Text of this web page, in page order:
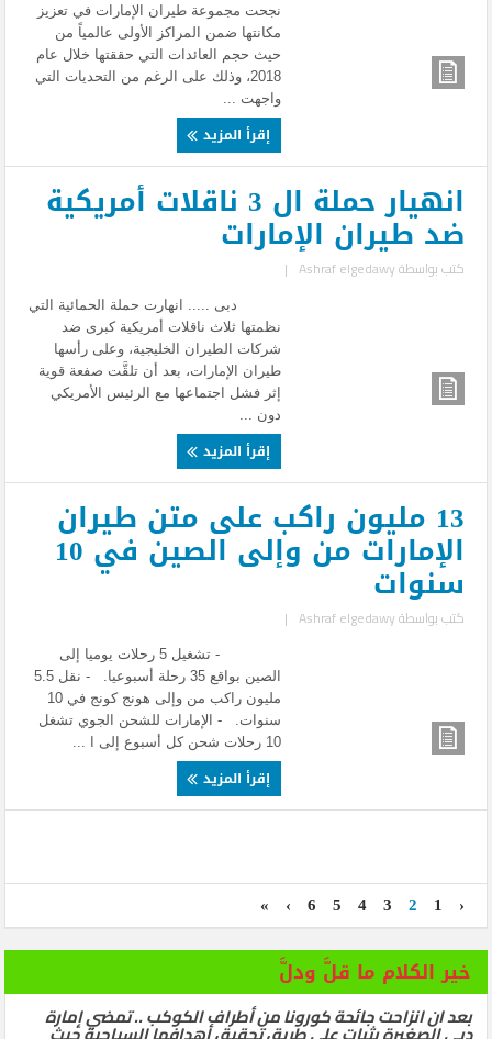
نجحت مجموعة طيران الإمارات في تعزيز
مكانتها ضمن المراكز الأولى عالمياً من
حيث حجم العائدات التي حققتها خلال عام
2018، وذلك على الرغم من التحديات التي
واجهت ...
إقرأ المزيد
انهيار حملة ال 3 ناقلات أمريكية
ضد طيران الإمارات
كتب بواسطةAshraf elgedawy
|
دبى ..... انهارت حملة الحمائية التي
نظمتها ثلاث ناقلات أمريكية كبرى ضد
شركات الطيران الخليجية، وعلى رأسها
طيران الإمارات، بعد أن تلقَّت صفعة قوية
إثر فشل اجتماعها مع الرئيس الأمريكي
دون ...
إقرأ المزيد
13 مليون راكب على متن طيران
الإمارات من وإلى الصين في 10
سنوات
كتب بواسطةAshraf elgedawy
|
- تشغيل 5 رحلات يوميا إلى
الصين بواقع 35 رحلة أسبوعيا. - نقل 5.5
مليون راكب من وإلى هونج كونج في 10
سنوات. - الإمارات للشحن الجوي تشغل
10 رحلات شحن كل أسبوع إلى ا ...
إقرأ المزيد
‹
1
2
3
4
5
6
›
»
خير الكلام ما قلَّ ودلَّ
بعد ان انزاحت جائحة كورونا من أطراف الكوكب .. تمضي إمارة